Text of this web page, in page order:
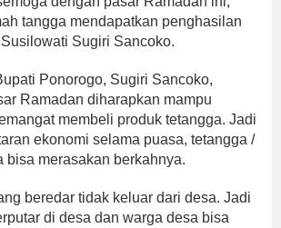
tangga mendapatkan penghasilan
Sugiri Sancoko.
Ponorogo, Sugiri Sancoko,
Ramadan diharapkan mampu
membeli produk tetangga. Jadi
ekonomi selama puasa, tetangga /
bisa merasakan berkahnya.
beredar tidak keluar dari desa. Jadi
di desa dan warga desa bisa